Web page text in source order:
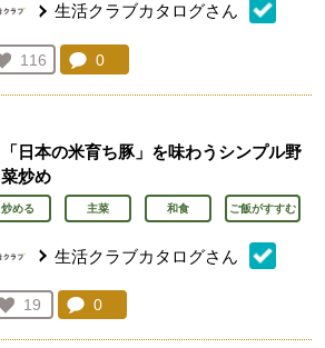
生活クラブカタログさん
お気に入り登録：
116
人が登録
コメント：
0
「日本の米育ち豚」を味わうシンプル野
菜炒め
炒める 主菜 和食 ご飯がすすむ
生活クラブカタログさん
お気に入り登録：
19
人が登録
コメント：
0